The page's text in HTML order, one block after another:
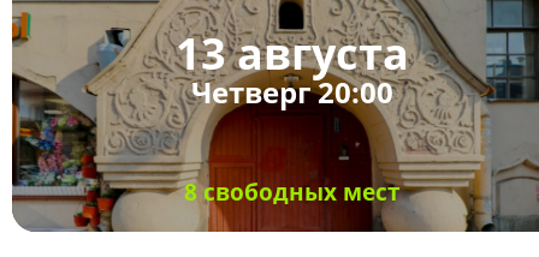
13 августа
Четверг 20:00
8 свободных мест